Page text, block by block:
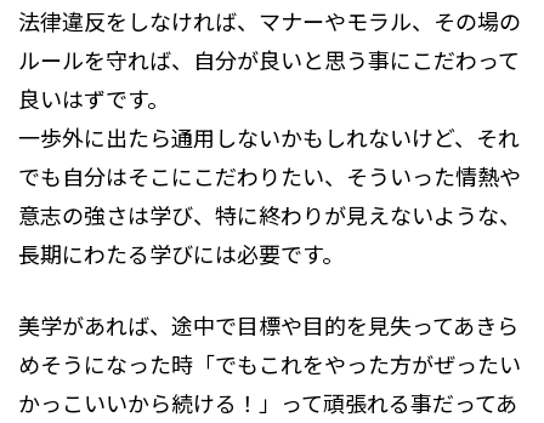
法律違反をしなければ、マナーやモラル、その場の
ルールを守れば、自分が良いと思う事にこだわって
良いはずです。
一歩外に出たら通用しないかもしれないけど、それ
でも自分はそこにこだわりたい、そういった情熱や
意志の強さは学び、特に終わりが見えないような、
長期にわたる学びには必要です。
美学があれば、途中で目標や目的を見失ってあきら
めそうになった時「でもこれをやった方がぜったい
かっこいいから続ける！」って頑張れる事だってあ